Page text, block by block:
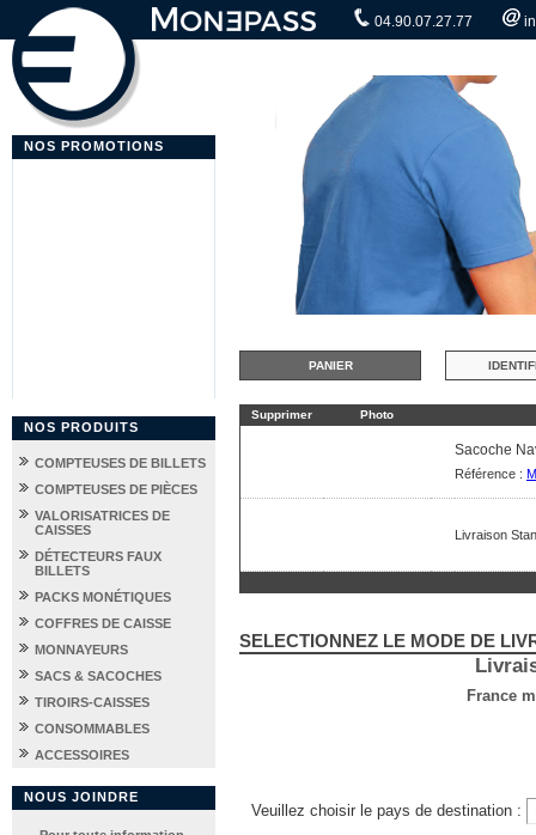
04.90.07.27.77
NOS PROMOTIONS
NOS PRODUITS
COMPTEUSES DE BILLETS
COMPTEUSES DE PIÈCES
VALORISATRICES DE
CAISSES
DÉTECTEURS FAUX
BILLETS
PACKS MONÉTIQUES
COFFRES DE CAISSE
MONNAYEURS
SACS & SACOCHES
TIROIRS-CAISSES
CONSOMMABLES
ACCESSOIRES
NOUS JOINDRE
PANIER
Supprimer Photo
Sacoche
Référence :
Livraison
SELECTIONNEZ LE MODE DE
France
Veuillez choisir le pays de destination :